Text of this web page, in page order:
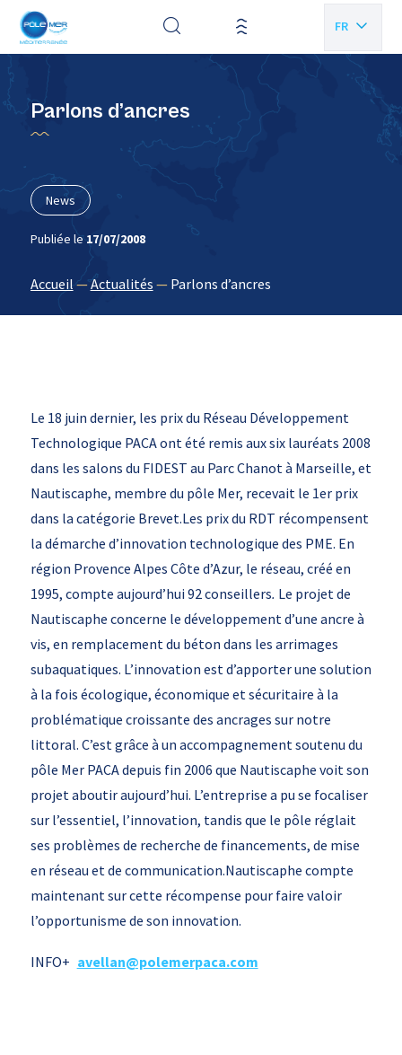
FR
EN
Parlons d’ancres
News
Publiée le 17/07/2008
Accueil —Actualités — Parlons d’ancres
Le 18 juin dernier, les prix du Réseau Développement
Technologique PACA ont été remis aux six lauréats 2008
dans les salons du FIDEST au Parc Chanot à Marseille, et
Nautiscaphe, membre du pôle Mer, recevait le 1er prix
dans la catégorie Brevet.Les prix du RDT récompensent
la démarche d’innovation technologique des PME. En
région Provence Alpes Côte d’Azur, le réseau, créé en
1995, compte aujourd’hui 92 conseillers. Le projet de
Nautiscaphe concerne le développement d’une ancre à
vis, en remplacement du béton dans les arrimages
subaquatiques. L’innovation est d’apporter une solution
à la fois écologique, économique et sécuritaire à la
problématique croissante des ancrages sur notre
littoral. C’est grâce à un accompagnement soutenu du
pôle Mer PACA depuis fin 2006 que Nautiscaphe voit son
projet aboutir aujourd’hui. L’entreprise a pu se focaliser
sur l’essentiel, l’innovation, tandis que le pôle réglait
ses problèmes de recherche de financements, de mise
en réseau et de communication.Nautiscaphe compte
maintenant sur cette récompense pour faire valoir
l’opportunisme de son innovation.
INFO+ avellan@polemerpaca.com
Panneau de gestion des cookies